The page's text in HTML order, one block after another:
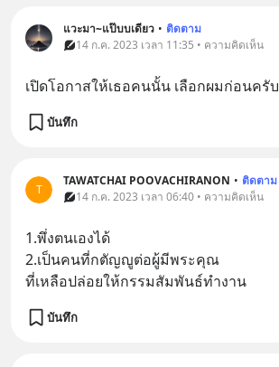
แวะมา~แป๊บบเดียว • ติดตาม
14 ก.ค. 2023 เวลา 11:35 • ความคิดเห็น
เปิดโอกาสให้เธอคนนั้น เลือกผมก่อนครับ
บันทึก
T
TAWATCHAI POOVACHIRANON • ติดตาม
14 ก.ค. 2023 เวลา 06:40 • ความคิดเห็น
1.พึ่งตนเองได้
2.เป็นคนที่กตัญญูต่อผู้มีพระคุณ
ที่เหลือปล่อยให้กรรมสัมพันธ์ทำงาน
บันทึก